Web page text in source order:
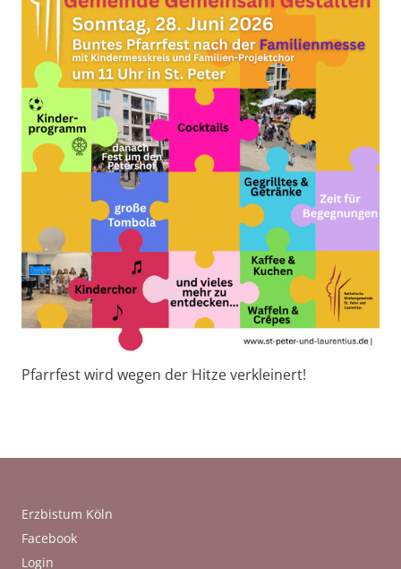
Pfarrfest wird wegen der Hitze verkleinert!
Erzbistum Köln
Facebook
Login